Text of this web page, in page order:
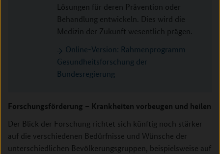
Lösungen für deren Prävention oder
Behandlung entwickeln. Dies wird die
Medizin der Zukunft wesentlich prägen.
Online-Version: Rahmenprogramm
Gesundheitsforschung der
Bundesregierung
Forschungsförderung – Krankheiten vorbeugen und heilen
Der Blick der Forschung richtet sich künftig noch stärker
auf die verschiedenen Bedürfnisse und Wünsche der
unterschiedlichen Bevölkerungsgruppen, beispielsweise auf